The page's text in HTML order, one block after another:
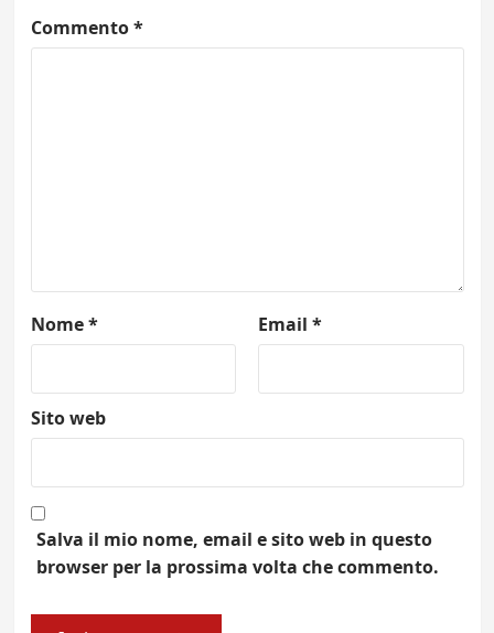
Commento*
Nome* Email *
Sito web
Salva il mio nome, email e sito web in questo
browser per la prossima volta che commento.